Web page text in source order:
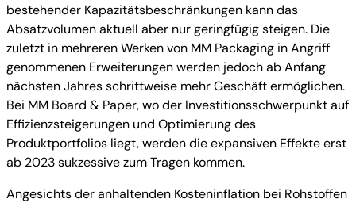
bestehender Kapazitätsbeschränkungen kann das
Absatzvolumen aktuell aber nur geringfügig steigen. Die
zuletzt in mehreren Werken von MM Packaging in Angriff
genommenen Erweiterungen werden jedoch ab Anfang
nächsten Jahres schrittweise mehr Geschäft ermöglichen.
Bei MM Board & Paper, wo der Investitionsschwerpunkt auf
Effizienzsteigerungen und Optimierung des
Produktportfolios liegt, werden die expansiven Effekte erst
ab 2023 sukzessive zum Tragen kommen.
Angesichts der anhaltenden Kosteninflation bei Rohstoffen